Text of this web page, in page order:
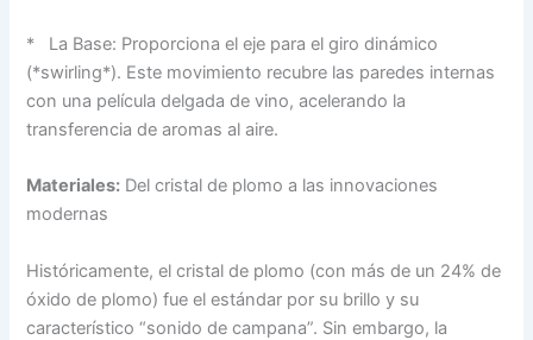
* La Base: Proporciona el eje para el giro dinámico
(*swirling*). Este movimiento recubre las paredes internas
con una película delgada de vino, acelerando la
transferencia de aromas al aire.
Materiales: Del cristal de plomo a las innovaciones
modernas
Históricamente, el cristal de plomo (con más de un 24% de
óxido de plomo) fue el estándar por su brillo y su
característico “sonido de campana”. Sin embargo, la